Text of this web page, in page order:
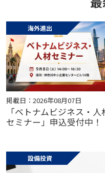
海外進出
掲載日：2026年08月07日
「ベトナムビジネス・人
セミナー」申込受付中！
設備投資